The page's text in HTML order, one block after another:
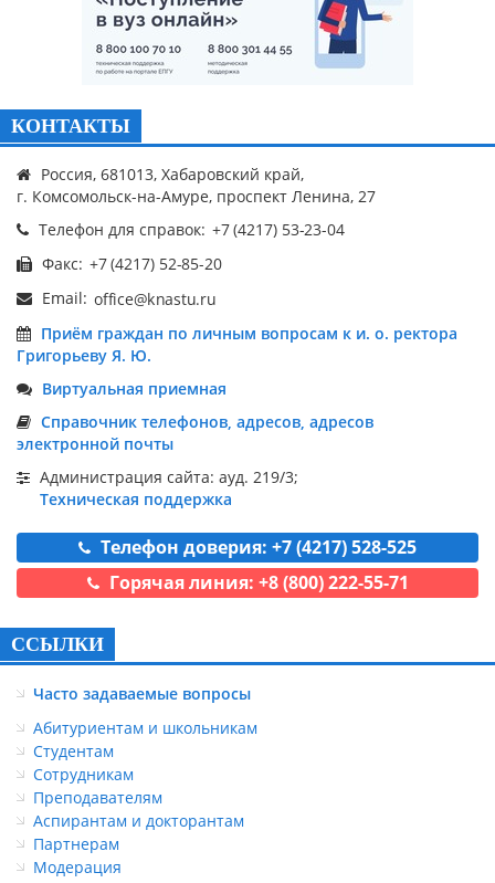
КОНТАКТЫ
Россия, 681013, Хабаровский край,
г. Комсомольск-на-Амуре, проспект Ленина, 27
Телефон для справок:
Факс:
Email:
Приём граждан по личным вопросам к и. о. ректора
Григорьеву Я. Ю.
Виртуальная приемная
Справочник телефонов, адресов, адресов
электронной почты
Администрация сайта: ауд. 219/3;
Техническая поддержка
Телефон доверия: +7 (4217) 528-525
Горячая линия: +8 (800) 222-55-71
ССЫЛКИ
Часто задаваемые вопросы
Абитуриентам и школьникам
Студентам
Сотрудникам
Преподавателям
Аспирантам и докторантам
Партнерам
Модерация